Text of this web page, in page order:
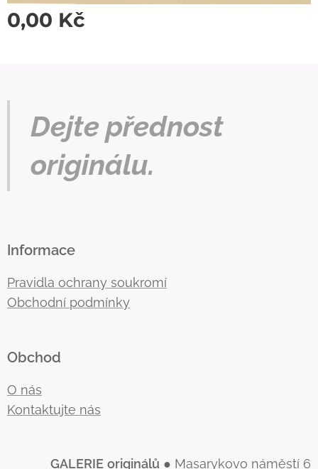
0,00 Kč
Dejte přednost
originálu.
Informace
Pravidla ochrany soukromí
Obchodní podmínky
Obchod
O nás
Kontaktujte nás
GALERIE originálů ● Masarykovo náměstí 6